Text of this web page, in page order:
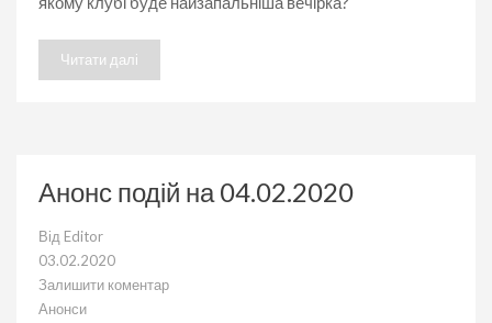
Читати далі
Анонс подій на 04.02.2020
Від Editor
03.02.2020
Залишити коментар
до
Анонси